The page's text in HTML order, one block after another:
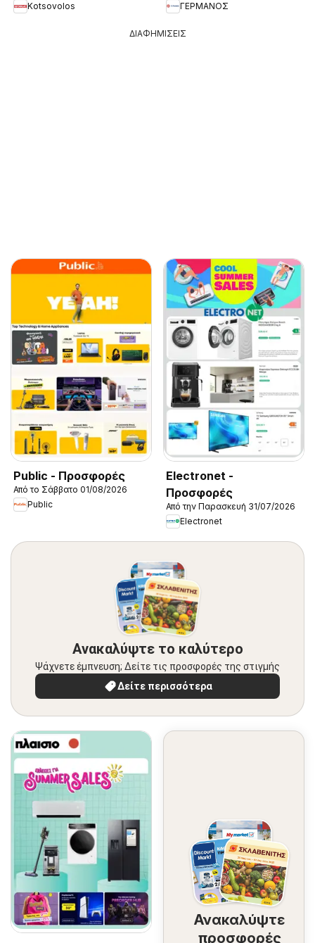
Kotsovolos
ΓΕΡΜΑΝΟΣ
ΔΙΑΦΗΜΙΣΕΙΣ
Public - Προσφορές
Από το Σάββατο 01/08/2026
Public
Electronet -
Προσφορές
Από την Παρασκευή 31/07/2026
Electronet
Ανακαλύψτε το καλύτερο
Ψάχνετε έμπνευση; Δείτε τις προσφορές της στιγμής
Δείτε περισσότερα
Ανακαλύψτε
προσφορές